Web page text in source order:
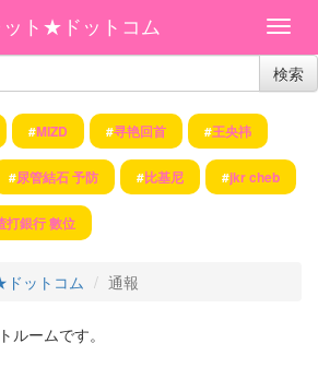
ト★ドットコム
検索
#MIZD #寻艳回首 #王央祎
#尿管結石 予防 #比基尼 #jkr cheb
打銀行 數位
ットコム 通報
ルームです。